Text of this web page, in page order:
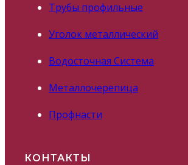
Трубы профильные
Уголок металлический
Водосточная Система
Металлочерепица
Профнасти
КОНТАКТЫ